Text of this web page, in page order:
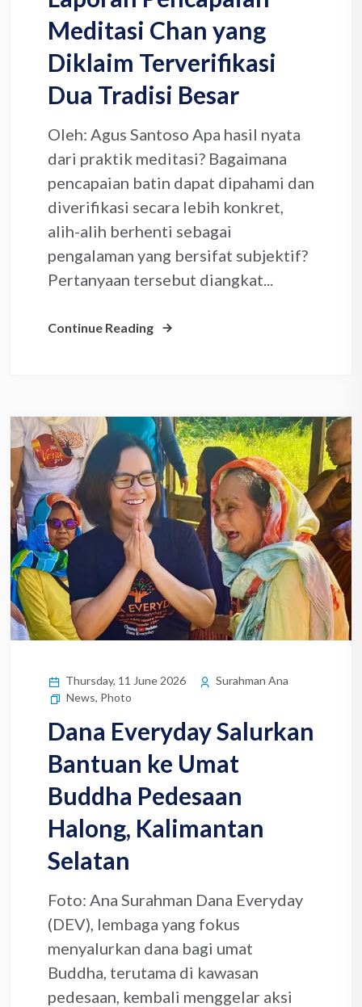
Meditasi Chan yang
Diklaim Terverifikasi
Dua Tradisi Besar
Oleh: Agus Santoso Apa hasil nyata
dari praktik meditasi? Bagaimana
pencapaian batin dapat dipahami dan
diverifikasi secara lebih konkret,
alih-alih berhenti sebagai
pengalaman yang bersifat subjektif?
Pertanyaan tersebut diangkat...
Continue Reading
Thursday, 11 June 2026
Surahman Ana
News, Photo
Dana Everyday Salurkan
Bantuan ke Umat
Buddha Pedesaan
Halong, Kalimantan
Selatan
Foto: Ana Surahman Dana Everyday
(DEV), lembaga yang fokus
menyalurkan dana bagi umat
Buddha, terutama di kawasan
pedesaan, kembali menggelar aksi